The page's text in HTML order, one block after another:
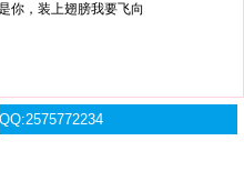
你，装上翅膀我要飞向
QQ:2575772234